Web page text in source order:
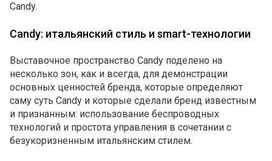
Candy.
Candy: итальянский стиль и smart-технологии
Выставочное пространство Candy поделено на
несколько зон, как и всегда, для демонстрации
основных ценностей бренда, которые определяют
саму суть Candy и которые сделали бренд известным
и признанным: использование беспроводных
технологий и простота управления в сочетании с
безукоризненным итальянским стилем.